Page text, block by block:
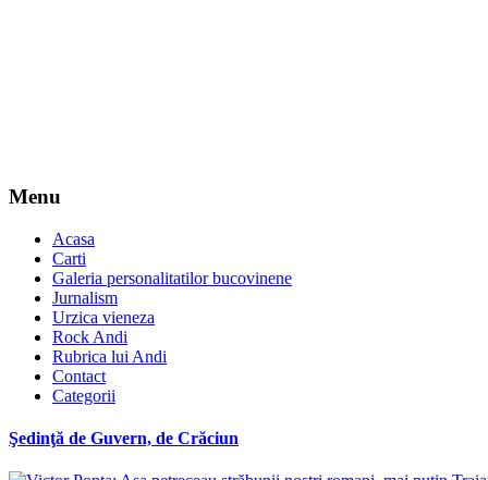
Menu
Acasa
Carti
Galeria personalitatilor bucovinene
Jurnalism
Urzica vieneza
Rock Andi
Rubrica lui Andi
Contact
Categorii
Şedinţă de Guvern, de Crăciun